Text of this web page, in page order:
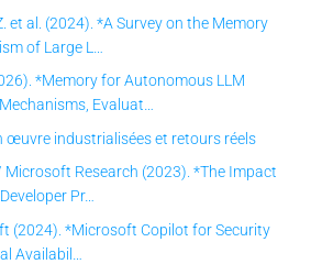
et al. (2024). *A Survey on the Memory
of Large L…
*Memory for Autonomous LLM
Evaluat…
œuvre industrialisées et retours réels
Microsoft Research (2023). *The Impact
Pr…
(2024). *Microsoft Copilot for Security
Availabil…